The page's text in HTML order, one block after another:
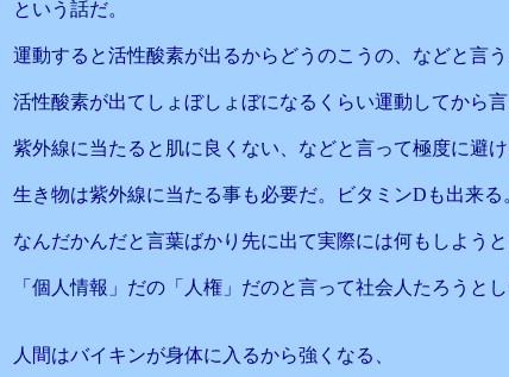
という話だ。
運動すると活性酸素が出るからどうのこうの、などと言う
活性酸素が出てしょぼしょぼになるくらい運動してから言
紫外線に当たると肌に良くない、などと言って極度に避け
生き物は紫外線に当たる事も必要だ。ビタミンDも出来る
なんだかんだと言葉ばかり先に出て実際には何もしようと
「個人情報」だの「人権」だのと言って社会人たろうとし
人間はバイキンが身体に入るから強くなる、